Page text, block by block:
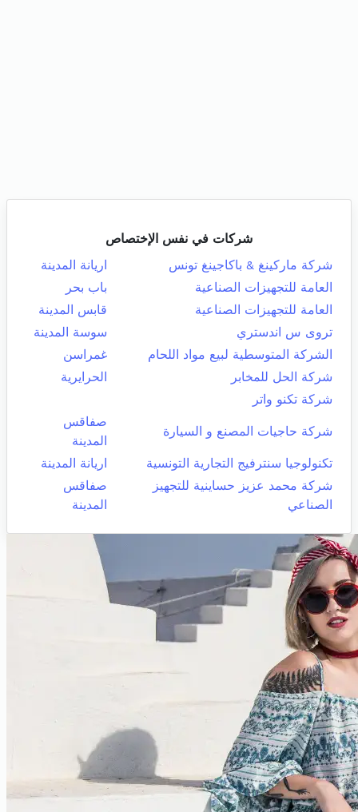
شركات في نفس الإختصاص
شركة ماركينغ & باكاجينغ تونس
اريانة المدينة
العامة للتجهيزات الصناعية
باب بحر
العامة للتجهيزات الصناعية
قابس المدينة
تروى س اندستري
سوسة المدينة
الشركة المتوسطية لبيع مواد اللحام
غمراسن
شركة الحل للمخابر
الحرايرية
شركة تكنو واتر
شركة حاجيات المصنع و السيارة
صفاقس
المدينة
تكنولوجيا سنترفيج التجارية التونسية
اريانة المدينة
شركة محمد عزيز حساينية للتجهيز
الصناعي
صفاقس
المدينة